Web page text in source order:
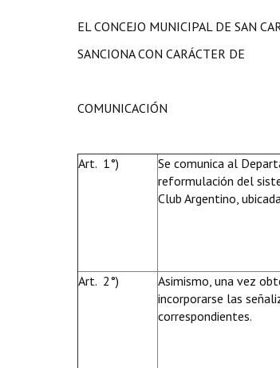
EL CONCEJO MUNICIPAL DE SAN
SANCIONA CON CARÁCTER DE
COMUNICACIÓN
Art. 1°)
Se comunica al
reformulación del
Club Argentino,
Art. 2°)
Asimismo, una vez
incorporarse las
correspondientes.